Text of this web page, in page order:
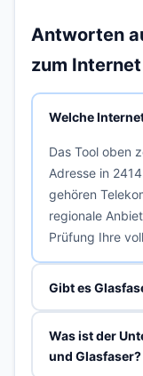
Antworten
zum
Welche
Das Tool oben
Adresse in
gehören
regionale
Prüfung Ihre
Gibt es
Was ist der
und Glasfaser?